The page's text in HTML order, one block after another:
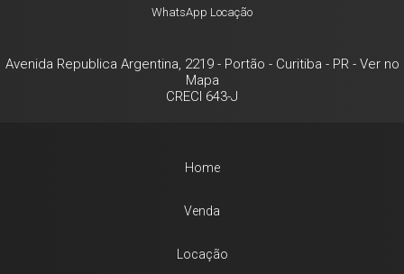
WhatsApp Locação
Avenida Republica Argentina, 2219- Portão - Curitiba - PR- Ver no
Mapa
CRECI 643-J
Home
Venda
Locação